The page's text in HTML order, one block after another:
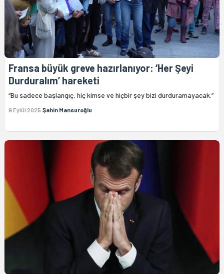
Fransa büyük greve hazırlanıyor: ‘Her Şeyi
Durduralım’ hareketi
“Bu sadece başlangıç, hiç kimse ve hiçbir şey bizi durduramayacak.”
9 Eylül 2025 Şahin Mansuroğlu